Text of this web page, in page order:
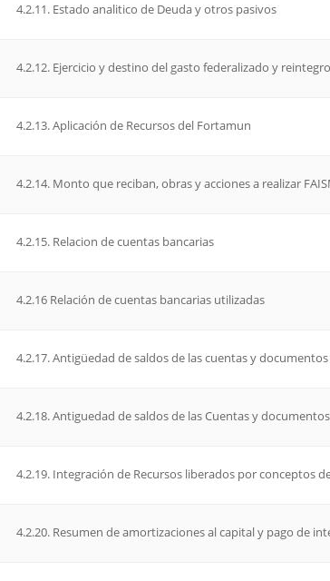
4.2.11. Estado analitico de Deuda y otros pasivos
4.2.12. Ejercicio y destino del gasto federalizado y
4.2.13. Aplicación de Recursos del Fortamun
4.2.14. Monto que reciban, obras y acciones a realizar
4.2.15. Relacion de cuentas bancarias
4.2.16 Relación de cuentas bancarias utilizadas
4.2.17. Antigüedad de saldos de las cuentas y
4.2.18. Antiguedad de saldos de las Cuentas y
4.2.19. Integración de Recursos liberados por conceptos
4.2.20. Resumen de amortizaciones al capital y pago de